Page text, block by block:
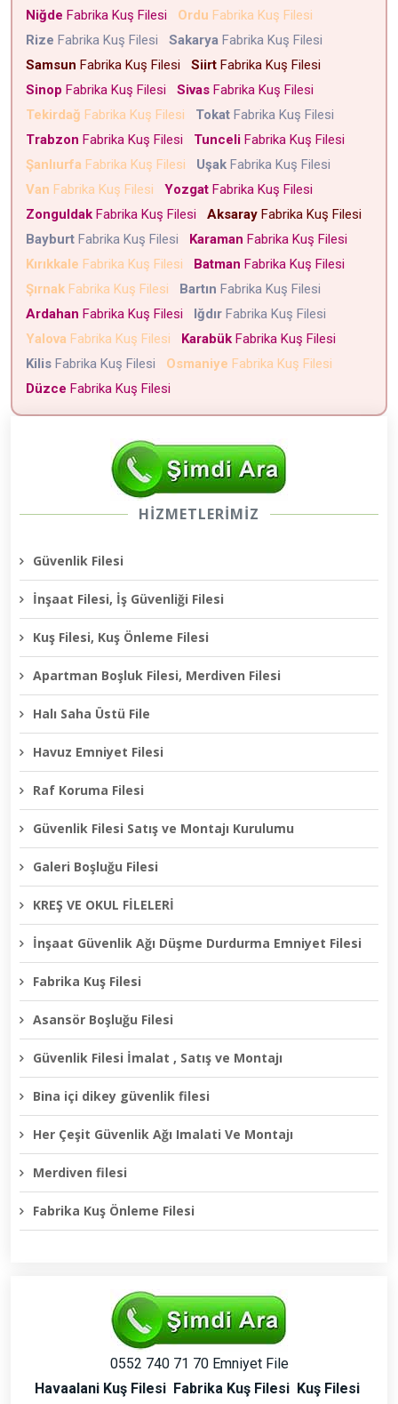
Niğde Fabrika Kuş Filesi Ordu Fabrika Kuş Filesi
Rize Fabrika Kuş Filesi Sakarya Fabrika Kuş Filesi
Samsun Fabrika Kuş Filesi Siirt Fabrika Kuş Filesi
Sinop Fabrika Kuş Filesi Sivas Fabrika Kuş Filesi
Tekirdağ Fabrika Kuş Filesi Tokat Fabrika Kuş Filesi
Trabzon Fabrika Kuş Filesi Tunceli Fabrika Kuş Filesi
Şanlıurfa Fabrika Kuş Filesi Uşak Fabrika Kuş Filesi
Van Fabrika Kuş Filesi Yozgat Fabrika Kuş Filesi
Zonguldak Fabrika Kuş Filesi Aksaray Fabrika Kuş Filesi
Bayburt Fabrika Kuş Filesi Karaman Fabrika Kuş Filesi
Kırıkkale Fabrika Kuş Filesi Batman Fabrika Kuş Filesi
Şırnak Fabrika Kuş Filesi Bartın Fabrika Kuş Filesi
Ardahan Fabrika Kuş Filesi Iğdır Fabrika Kuş Filesi
Yalova Fabrika Kuş Filesi Karabük Fabrika Kuş Filesi
Kilis Fabrika Kuş Filesi Osmaniye Fabrika Kuş Filesi
Düzce Fabrika Kuş Filesi
HİZMETLERİMİZ
Güvenlik Filesi
İnşaat Filesi, İş Güvenliği Filesi
Kuş Filesi, Kuş Önleme Filesi
Apartman Boşluk Filesi, Merdiven Filesi
Halı Saha Üstü File
Havuz Emniyet Filesi
Raf Koruma Filesi
Güvenlik Filesi Satış ve Montajı Kurulumu
Galeri Boşluğu Filesi
KREŞ VE OKUL FİLELERİ
İnşaat Güvenlik Ağı Düşme Durdurma Emniyet Filesi
Fabrika Kuş Filesi
Asansör Boşluğu Filesi
Güvenlik Filesi İmalat , Satış ve Montajı
Bina içi dikey güvenlik filesi
Her Çeşit Güvenlik Ağı Imalati Ve Montajı
Merdiven filesi
Fabrika Kuş Önleme Filesi
0552 740 71 70 Emniyet File
Havaalani Kuş Filesi Fabrika Kuş Filesi Kuş Filesi